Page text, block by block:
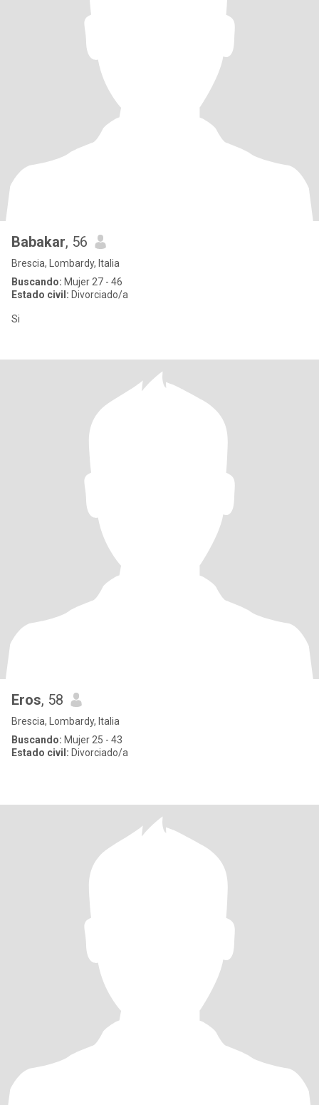
Babakar, 56
Brescia, Lombardy, Italia
Buscando: Mujer 27 - 46
Estado civil: Divorciado/a
Si
Eros, 58
Brescia, Lombardy, Italia
Buscando: Mujer 25 - 43
Estado civil: Divorciado/a